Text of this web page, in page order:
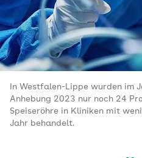
In Westfalen-Lippe wurden im
Anhebung 2023 nur noch 24
Speiseröhre in Kliniken mit
Jahr behandelt.